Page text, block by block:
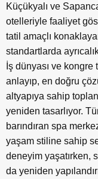
Küçükyalı ve
otelleriyle faaliyet
tatil amaçlı
standartlarda
İş dünyası ve
anlayıp, en doğru
altyapıya sahip
yeniden tasarlıyor.
barındıran spa
yaşam stiline sahip
deneyim yaşatırken,
da yeniden